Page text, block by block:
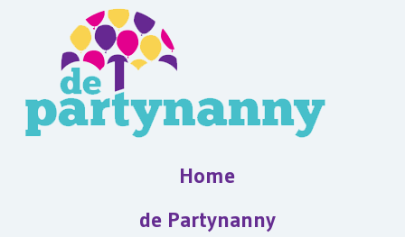
Home
de Partynanny